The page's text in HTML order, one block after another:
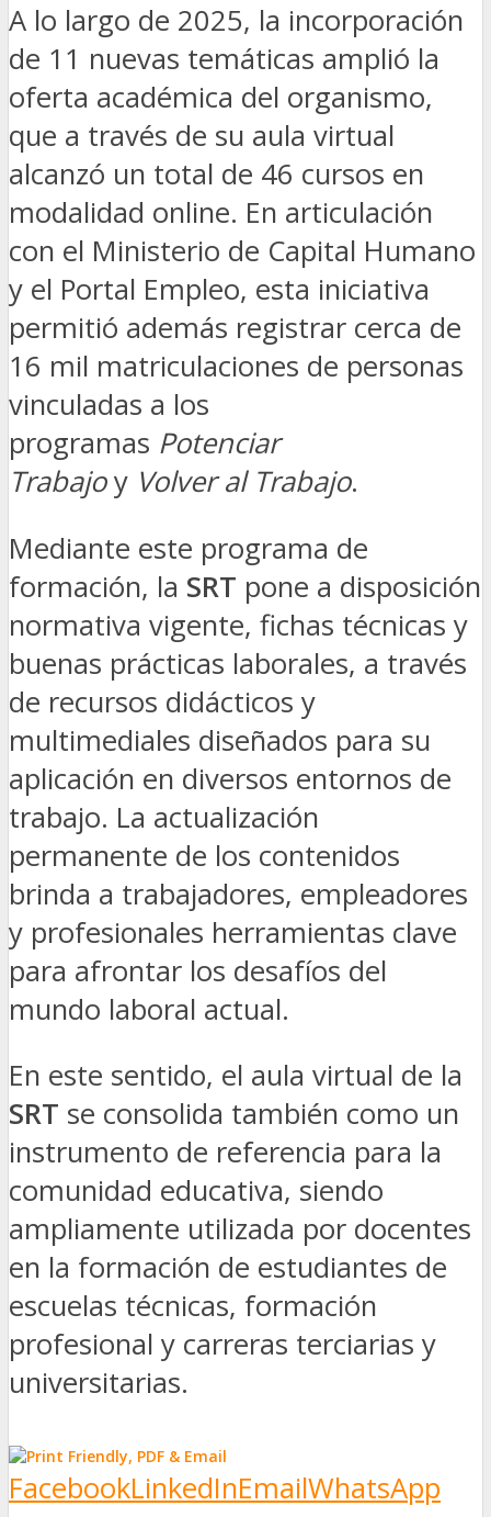
A lo largo de 2025, la incorporación
de 11 nuevas temáticas amplió la
oferta académica del organismo,
que a través de su aula virtual
alcanzó un total de 46 cursos en
modalidad online. En articulación
con el Ministerio de Capital Humano
y el Portal Empleo, esta iniciativa
permitió además registrar cerca de
16 mil matriculaciones de personas
vinculadas a los
programas Potenciar
Trabajoy Volver al Trabajo.
Mediante este programa de
formación, la SRT pone a disposición
normativa vigente, fichas técnicas y
buenas prácticas laborales, a través
de recursos didácticos y
multimediales diseñados para su
aplicación en diversos entornos de
trabajo. La actualización
permanente de los contenidos
brinda a trabajadores, empleadores
y profesionales herramientas clave
para afrontar los desafíos del
mundo laboral actual.
En este sentido, el aula virtual de la
SRT se consolida también como un
instrumento de referencia para la
comunidad educativa, siendo
ampliamente utilizada por docentes
en la formación de estudiantes de
escuelas técnicas, formación
profesional y carreras terciarias y
universitarias.
FacebookLinkedInEmailWhatsApp